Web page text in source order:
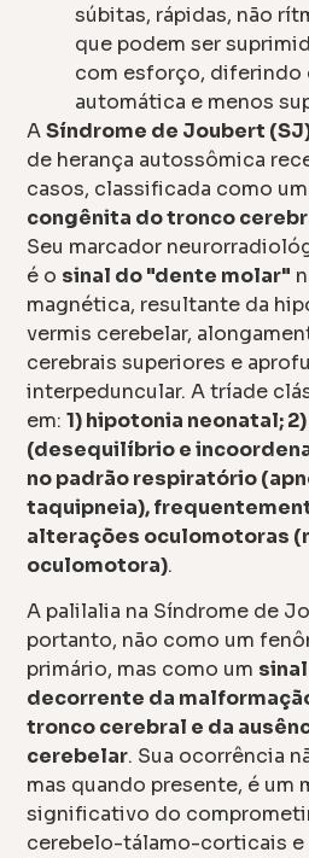
súbitas, rápidas, não
que podem ser
com esforço, diferindo
automática e menos
ASíndrome de Joubert
de herança autossômica
casos, classificada como
congênita do tronco
Seu marcador
é o sinal do "dente molar"
magnética, resultante da
vermis cerebelar,
cerebrais superiores e
interpeduncular. A tríade
em:1) hipotonia neonatal;
(desequilíbrio e
no padrão respiratório
taquipneia),
alterações oculomotoras
oculomotora).
A palilalia na Síndrome de
portanto, não como um
primário, mas como um
decorrente da
tronco cerebral e da
cerebelar. Sua ocorrência
mas quando presente, é um
significativo do
cerebelo-tálamo-corticais e